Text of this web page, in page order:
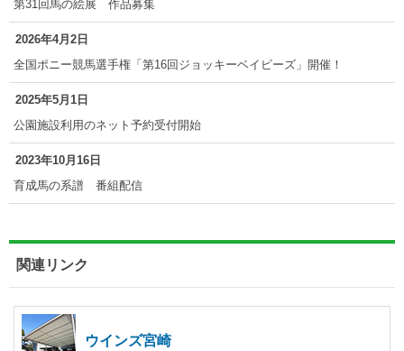
第31回馬の絵展 作品募集
2026年4月2日
全国ポニー競馬選手権「第16回ジョッキーベイビーズ」開催！
2025年5月1日
公園施設利用のネット予約受付開始
2023年10月16日
育成馬の系譜 番組配信
関連リンク
ウインズ宮崎